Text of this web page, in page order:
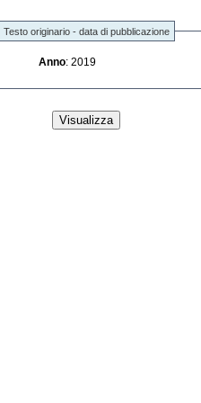
Testo originario - data di pubblicazione
Anno : 2019